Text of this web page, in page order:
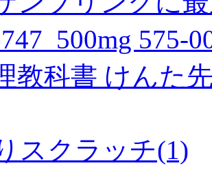
575-
教科書 けんた
スクラッチ(1)